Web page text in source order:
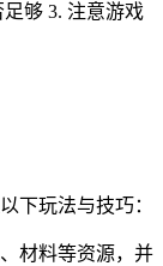
够 3. 注意游戏
下玩法与技巧：
材料等资源，并